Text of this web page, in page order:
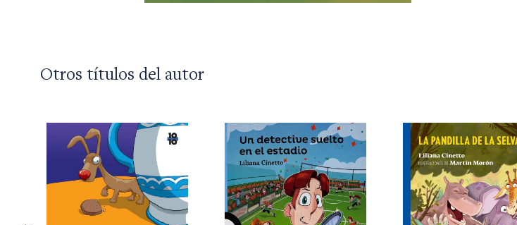
Otros títulos del autor